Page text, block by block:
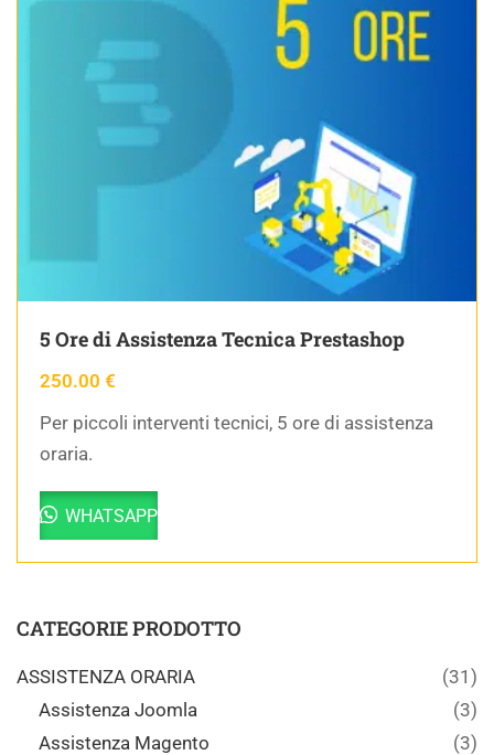
5 Ore di Assistenza Tecnica Prestashop
250.00 €
Per piccoli interventi tecnici, 5 ore di assistenza
oraria.
WHATSAPP
CATEGORIE PRODOTTO
ASSISTENZA ORARIA
(31)
Assistenza Joomla
(3)
Assistenza Magento
(3)